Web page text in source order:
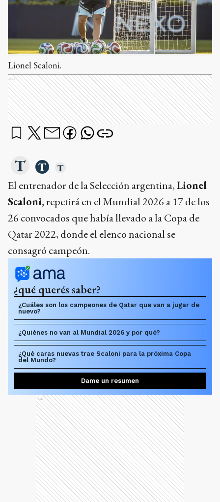
Lionel Scaloni.
Ads
El entrenador de la Selección argentina,Lionel
Scaloni, repetirá en el Mundial 2026 a 17 de los
26 convocados que había llevado a la Copa de
Qatar 2022, donde el elenco nacional se
consagró campeón.
¿qué querés saber?
¿Cuáles son los campeones de Qatar que van a jugar de
nuevo?
¿Quiénes no van al Mundial 2026 y por qué?
¿Qué caras nuevas trae Scaloni para la próxima Copa
del Mundo?
Dame un resumen
Ads